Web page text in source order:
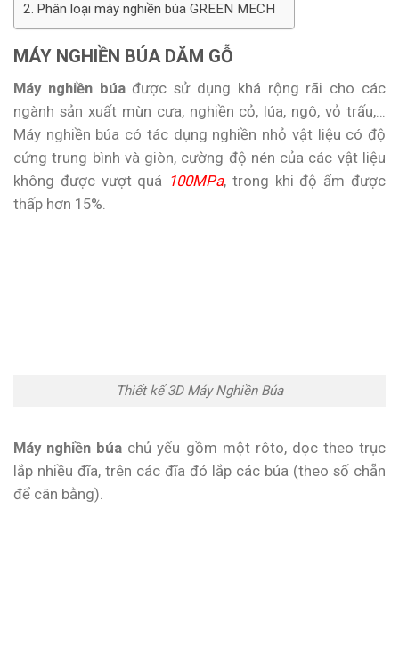
Phân loại máy nghiền búa GREEN MECH
MÁY NGHIỀN BÚA DĂM GỖ
Máy nghiền búađược sử dụng khá rộng rãi cho các
ngành sản xuất mùn cưa, nghiền cỏ, lúa, ngô, vỏ trấu,…
Máy nghiền búa có tác dụng nghiền nhỏ vật liệu có độ
cứng trung bình và giòn, cường độ nén của các vật liệu
không được vượt quá 100MPa, trong khi độ ẩm được
thấp hơn 15%.
Thiết kế 3D Máy Nghiền Búa
Máy nghiền búa chủ yếu gồm một rôto, dọc theo trục
lắp nhiều đĩa, trên các đĩa đó lắp các búa (theo số chẵn
để cân bằng).